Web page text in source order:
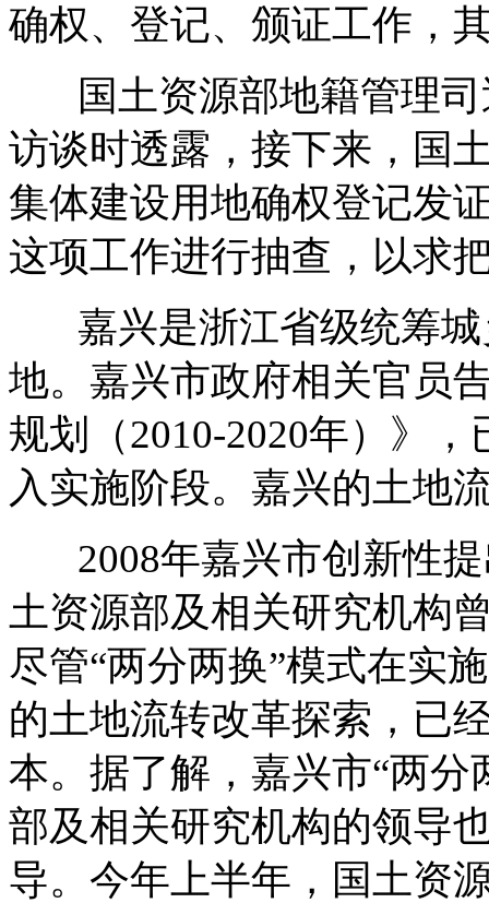
确权、登记、颁证工作，
国土资源部地籍管理司
访谈时透露，接下来，国
集体建设用地确权登记发
这项工作进行抽查，以求
嘉兴是浙江省级统筹城
地。嘉兴市政府相关官员
规划（2010-2020年）》
入实施阶段。嘉兴的土地
2008年嘉兴市创新性提
土资源部及相关研究机构
尽管“两分两换”模式在实
的土地流转改革探索，已
本。据了解，嘉兴市“两
部及相关研究机构的领导
导。今年上半年，国土资